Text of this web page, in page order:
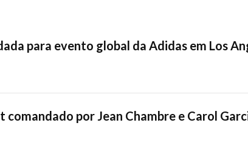
para evento global da Adidas em Los
comandado por Jean Chambre e Carol